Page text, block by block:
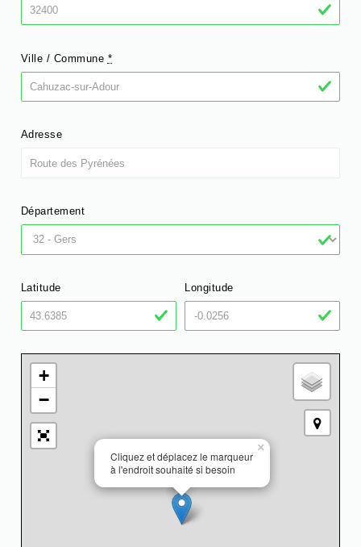
Ville / Commune *
Adresse
Département
Latitude Longitude
Cliquez et déplacez le marqueur
à l'endroit souhaité si besoin
×
+
−